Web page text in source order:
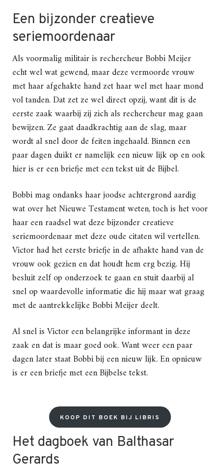
Een bijzonder creatieve
seriemoordenaar
Als voormalig militair is rechercheur Bobbi Meijer
echt wel wat gewend, maar deze vermoorde vrouw
met haar afgehakte hand zet haar wel met haar mond
vol tanden. Dat zet ze wel direct opzij, want dit is de
eerste zaak waarbij zij zich als rechercheur mag gaan
bewijzen. Ze gaat daadkrachtig aan de slag, maar
wordt al snel door de feiten ingehaald. Binnen een
paar dagen duikt er namelijk een nieuw lijk op en ook
hier is er een briefje met een tekst uit de Bijbel.
Bobbi mag ondanks haar joodse achtergrond aardig
wat over het Nieuwe Testament weten, toch is het voor
haar een raadsel wat deze bijzonder creatieve
seriemoordenaar met deze oude citaten wil vertellen.
Victor had het eerste briefje in de afhakte hand van de
vrouw ook gezien en dat houdt hem erg bezig. Hij
besluit zelf op onderzoek te gaan en stuit daarbij al
snel op waardevolle informatie die hij maar wat graag
met de aantrekkelijke Bobbi Meijer deelt.
Al snel is Victor een belangrijke informant in deze
zaak en dat is maar goed ook. Want weer een paar
dagen later staat Bobbi bij een nieuw lijk. En opnieuw
is er een briefje met een Bijbelse tekst.
KOOP DIT BOEK BIJ LIBRIS
Het dagboek van Balthasar
Gerards